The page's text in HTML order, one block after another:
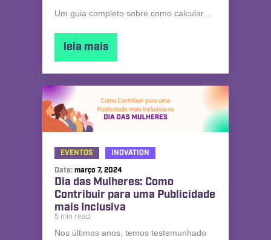
Um guia completo sobre como calcular...
leia mais
EVENTOS
INOVATION
Date: março 7, 2024
Dia das Mulheres: Como
Contribuir para uma Publicidade
mais Inclusiva
5 min read
Nos últimos anos, temos testemunhado